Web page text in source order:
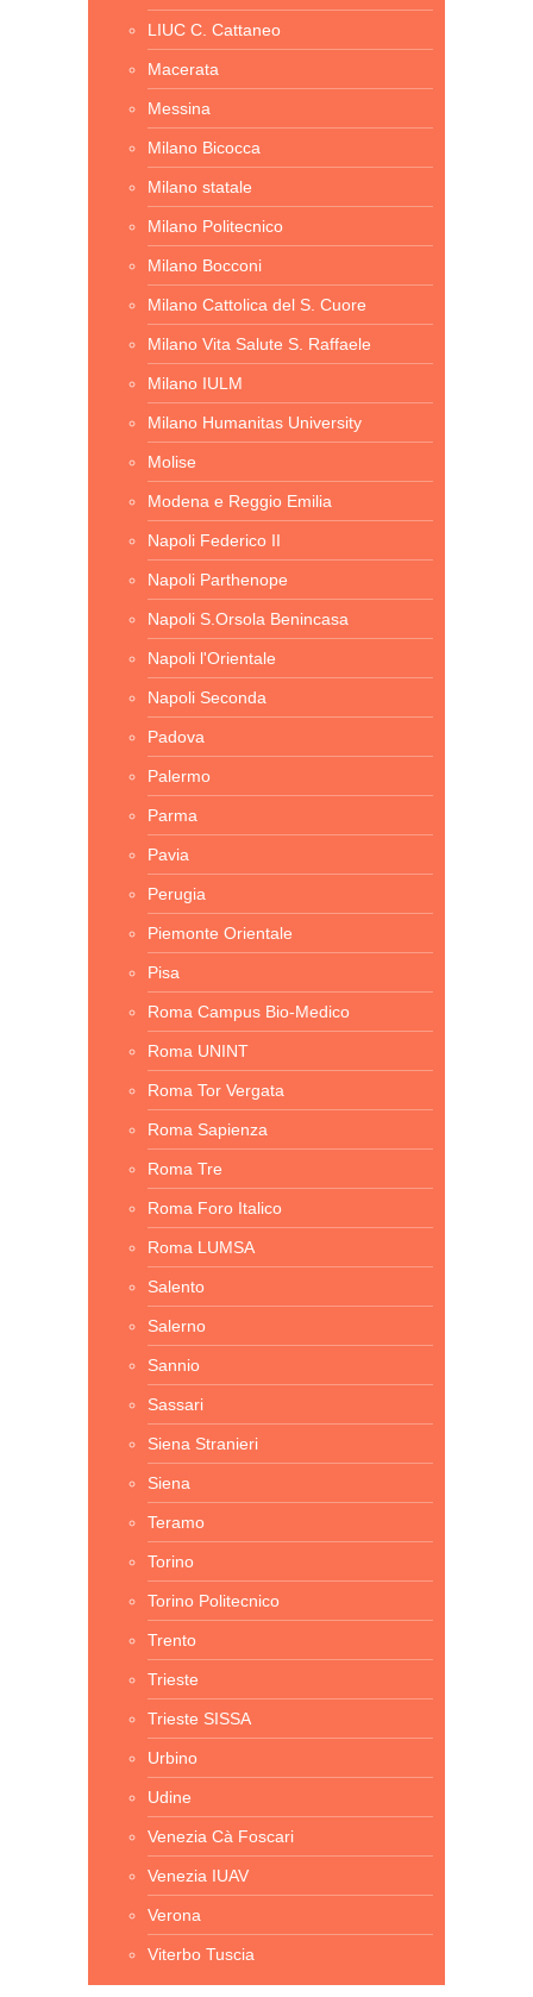
LIUC C. Cattaneo
Macerata
Messina
Milano Bicocca
Milano statale
Milano Politecnico
Milano Bocconi
Milano Cattolica del S. Cuore
Milano Vita Salute S. Raffaele
Milano IULM
Milano Humanitas University
Molise
Modena e Reggio Emilia
Napoli Federico II
Napoli Parthenope
Napoli S.Orsola Benincasa
Napoli l'Orientale
Napoli Seconda
Padova
Palermo
Parma
Pavia
Perugia
Piemonte Orientale
Pisa
Roma Campus Bio-Medico
Roma UNINT
Roma Tor Vergata
Roma Sapienza
Roma Tre
Roma Foro Italico
Roma LUMSA
Salento
Salerno
Sannio
Sassari
Siena Stranieri
Siena
Teramo
Torino
Torino Politecnico
Trento
Trieste
Trieste SISSA
Urbino
Udine
Venezia Cà Foscari
Venezia IUAV
Verona
Viterbo Tuscia